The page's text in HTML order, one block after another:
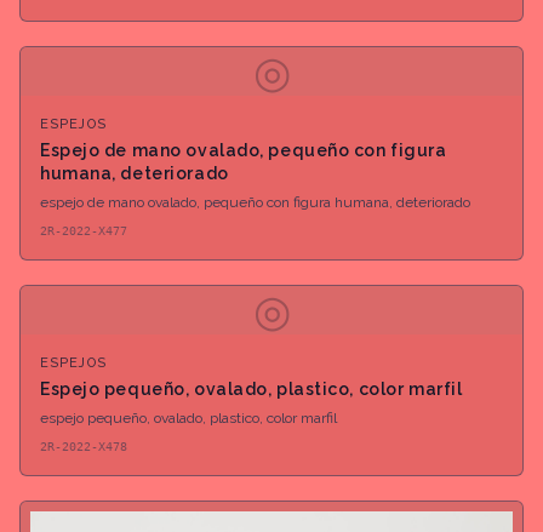
◎
ESPEJOS
Espejo de mano ovalado, pequeño con figura
humana, deteriorado
espejo de mano ovalado, pequeño con figura humana, deteriorado
2R-2022-X477
◎
ESPEJOS
Espejo pequeño, ovalado, plastico, color marfil
espejo pequeño, ovalado, plastico, color marfil
2R-2022-X478